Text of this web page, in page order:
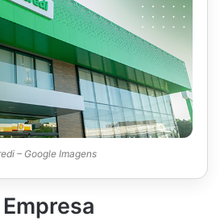
– Google Imagens